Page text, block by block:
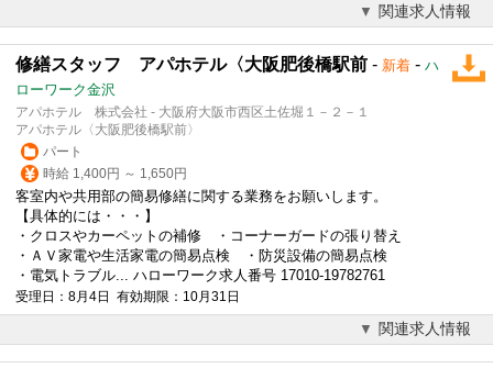
関連求人情報
修繕スタッフ アパホテル〈大阪肥後橋駅前 - 新着 - ハ
ローワーク金沢
アパホテル 株式会社 - 大阪府大阪市西区土佐堀１－２－１
アパホテル〈大阪肥後橋駅前〉
パート
時給 1,400円 ～ 1,650円
客室内や共用部の簡易修繕に関する業務をお願いします。
【具体的には・・・】
・クロスやカーペットの補修 ・コーナーガードの張り替え
・ＡＶ家電や生活家電の簡易点検 ・防災設備の簡易点検
・電気トラブル... ハローワーク求人番号 17010-19782761
受理日：8月4日 有効期限：10月31日
関連求人情報